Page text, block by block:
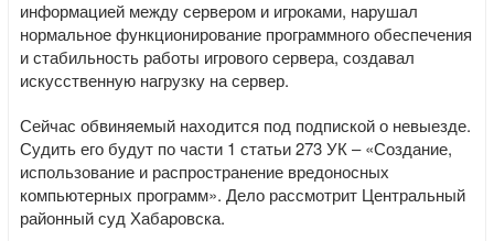
информацией между сервером и игроками, нарушал
нормальное функционирование программного обеспечения
и стабильность работы игрового сервера, создавал
искусственную нагрузку на сервер.
Сейчас обвиняемый находится под подпиской о невыезде.
Судить его будут по части 1 статьи 273 УК – «Создание,
использование и распространение вредоносных
компьютерных программ». Дело рассмотрит Центральный
районный суд Хабаровска.